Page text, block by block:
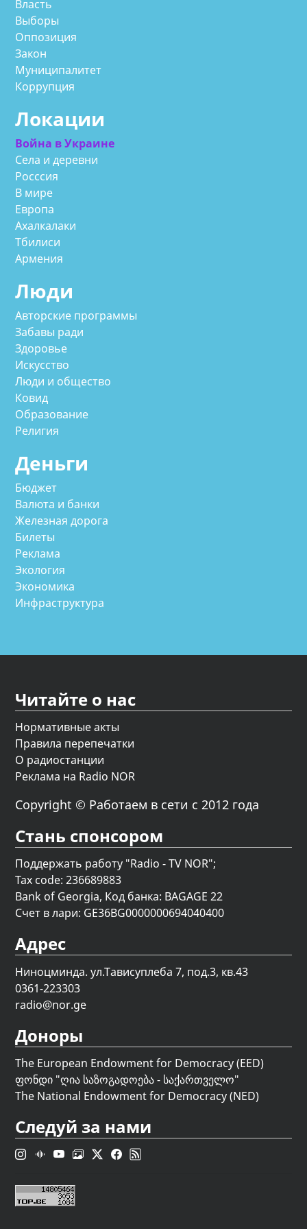
Власть
Выборы
Оппозиция
Закон
Муниципалитет
Коррупция
Локации
Война в Украине
Села и деревни
Росссия
В мире
Европа
Ахалкалаки
Тбилиси
Армения
Люди
Авторские программы
Забавы ради
Здоровье
Искусство
Люди и общество
Ковид
Образование
Религия
Деньги
Бюджет
Валюта и банки
Железная дорога
Билеты
Реклама
Экология
Экономика
Инфраструктура
Читайте о нас
Нормативные акты
Правила перепечатки
О радиостанции
Реклама на Radio NOR
Copyright © Работаем в сети с 2012 года
Стань спонсором
Поддержать работу "Radio - TV NOR";
Tax code: 236689883
Bank of Georgia, Код банка: BAGAGE 22
Счет в лари: GE36BG0000000694040400
Адрес
Ниноцминда. ул.Тависуплеба 7, под.3, кв.43
0361-223303
radio@nor.ge
Доноры
The European Endowment for Democracy (EED)
ფონდი "ღია საზოგადოება - საქართველო"
The National Endowment for Democracy (NED)
Следуй за нами